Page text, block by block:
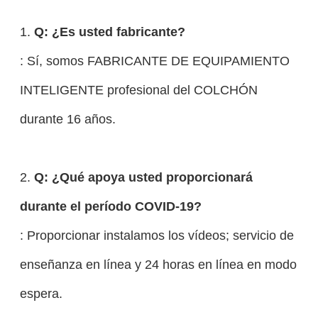
1. Q: ¿Es usted fabricante?
: Sí, somos FABRICANTE DE EQUIPAMIENTO
INTELIGENTE profesional del COLCHÓN
durante 16 años.
2. Q: ¿Qué apoya usted proporcionará
durante el período COVID-19?
: Proporcionar instalamos los vídeos; servicio de
enseñanza en línea y 24 horas en línea en modo
espera.